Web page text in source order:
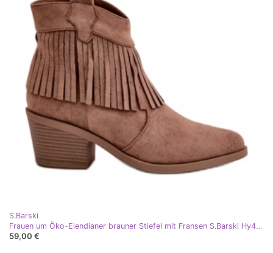
S.Barski
Frauen um Öko-Elendianer brauner Stiefel mit Fransen S.Barski Hy42-127 beige
59,00 €